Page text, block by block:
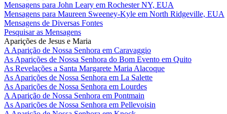
Mensagens para John Leary em Rochester NY, EUA
Mensagens para Maureen Sweeney-Kyle em North Ridgeville, EUA
Mensagens de Diversas Fontes
Pesquisar as Mensagens
Aparições de Jesus e Maria
A Aparição de Nossa Senhora em Caravaggio
As Aparições de Nossa Senhora do Bom Evento em Quito
As Revelações a Santa Margarete Maria Alacoque
As Aparições de Nossa Senhora em La Salette
As Aparições de Nossa Senhora em Lourdes
A Aparição de Nossa Senhora em Pontmain
As Aparições de Nossa Senhora em Pellevoisin